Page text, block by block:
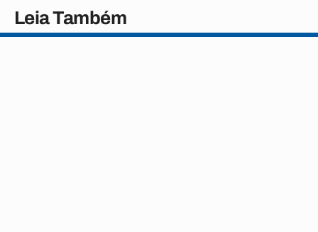
Leia Também